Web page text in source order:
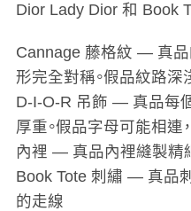
Dior Lady Dior 和 Book
Cannage 藤格紋 — 真品
形完全對稱。假品紋路深
D-I-O-R 吊飾 — 真品每
厚重。假品字母可能相連
內裡 — 真品內裡縫製精
Book Tote 刺繡 — 真品
的走線